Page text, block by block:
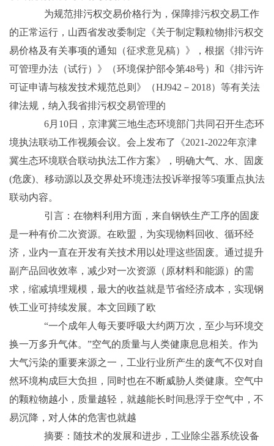
为规范排污权交易价格行为，保障排污权交易工作
的正常运行，山西省发改委制定《关于制定颗粒物排污权交
易价格及有关事项的通知（征求意见稿）》，根据《排污许
可管理办法（试行）》（环境保护部令第48号）和《排污许
可证申请与核发技术规范总则》（HJ942－2018）等有关法
律法规，纳入我省排污权交易管理的
6月10日，京津冀三地生态环境部门共同召开生态环
境执法联动工作视频会议。会上发布了《2021-2022年京津
冀生态环境联合联动执法工作方案》，明确大气、水、固废
(危废)、移动源以及交界处环境违法投诉举报等5项重点执法
联动内容。
引言：在物料利用方面，来自钢铁生产工序的固废
是一种有价二次资源。在欧盟，为实现物料回收、循环经
济，业内一直在开发有关技术用以处理这些固废。通过提升
副产品回收效率，减少对一次资源（原材料和能源）的需
求，缩减填埋规模，最大的收益就是节省经济成本，实现钢
铁工业可持续发展。本文回顾了欧
“一个成年人每天要呼吸大约两万次，至少与环境交
换一万多升气体。”空气的质量与人类健康息息相关。作为
大气污染的重要来源之一，工业行业所产生的废气不仅对自
然环境构成巨大负担，同时也在不断威胁人类健康。空气中
的颗粒物越小，质量越轻，就越能长时间悬浮于空气中，不
易沉降，对人体的危害也就越
摘要：随技术的发展和进步，工业除尘器系统设备